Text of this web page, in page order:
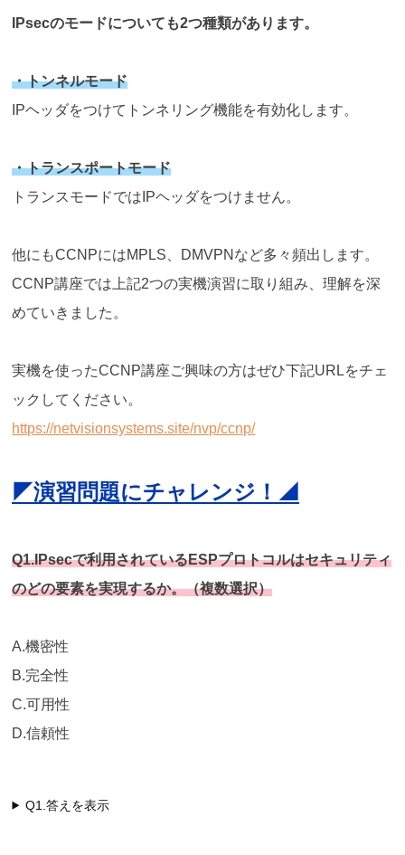
IPsecのモードについても2つ種類があります。
・トンネルモード
IPヘッダをつけてトンネリング機能を有効化します。
・トランスポートモード
トランスモードではIPヘッダをつけません。
他にもCCNPにはMPLS、DMVPNなど多々頻出します。
CCNP講座では上記2つの実機演習に取り組み、理解を深
めていきました。
実機を使ったCCNP講座ご興味の方はぜひ下記URLをチェ
ックしてください。
https://netvisionsystems.site/nvp/ccnp/
◤演習問題にチャレンジ！◢
Q1.IPsecで利用されているESPプロトコルはセキュリティ
のどの要素を実現するか。（複数選択）
A.機密性
B.完全性
C.可用性
D.信頼性
Q1.答えを表示